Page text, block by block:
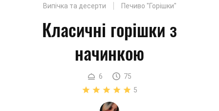
Випічка та десерти Печиво "Горішки"
Класичні горішки з
начинкою
6
75
5